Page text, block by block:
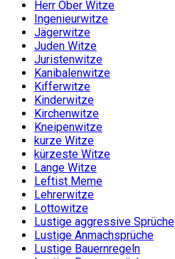
Herr Ober Witze
Ingenieurwitze
Jägerwitze
Juden Witze
Juristenwitze
Kanibalenwitze
Kifferwitze
Kinderwitze
Kirchenwitze
Kneipenwitze
kurze Witze
kürzeste Witze
Lange Witze
Leftist Meme
Lehrerwitze
Lottowitze
Lustige aggressive Sprüche
Lustige Anmachsprüche
Lustige Bauernregeln